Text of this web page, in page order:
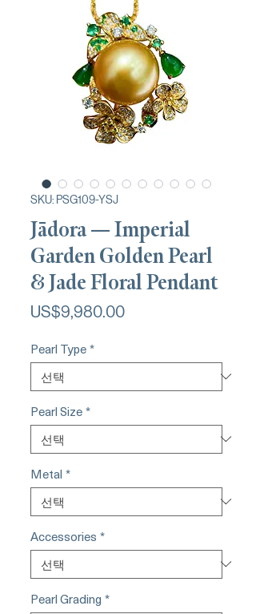
SKU: PSG109-YSJ
Jādora — Imperial
Garden Golden Pearl
& Jade Floral Pendant
US$9,980.00가
Pearl Type*
Pearl Size*
Metal *
Accessories *
Pearl Grading *